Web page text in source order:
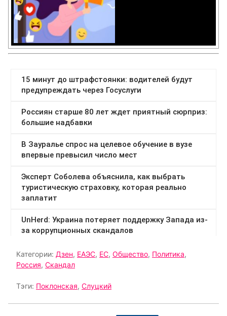
Категории: Дзен, ЕАЭС, ЕС, Общество, Политика,
Россия, Скандал
Тэги: Поклонская, Слуцкий